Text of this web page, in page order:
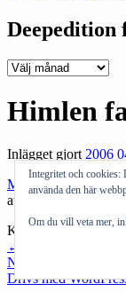
Deepedition
Deepedition
Himlen
Inlägget gjort2006
MacBook Prosäljs
att allt är som
Kategorier:
←
Nästa inlägg
Drivs med
Integritet och cookies:
använda den här
Om du vill veta mer,